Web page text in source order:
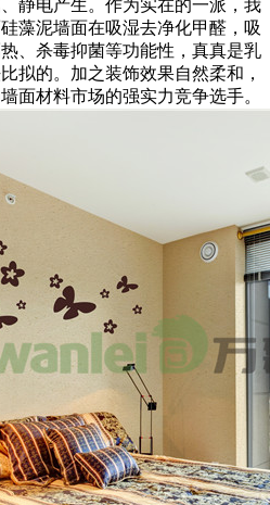
静电产生。作为实在的一派，我
藻泥墙面在吸湿去净化甲醛，吸
、杀毒抑菌等功能性，真真是乳
拟的。加之装饰效果自然柔和，
面材料市场的强实力竞争选手。